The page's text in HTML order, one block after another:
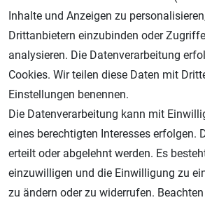
Unsere weiteren Shops:
Airbrush-City
Modellbau-City
Plotter-City
Schneideplotter, Transferpressen, Siebdruck
Im Shop Kaufen
Inhalte und Anzeigen zu
Drittanbietern einzubinden oder
analysieren. Die Datenverarbeitung
Cookies. Wir teilen diese Daten mit
Einstellungen benennen.
Die Datenverarbeitung kann mit
eines berechtigten Interesses erfolgen.
erteilt oder abgelehnt werden. Es
einzuwilligen und die Einwilligung zu
zu ändern oder zu widerrufen.